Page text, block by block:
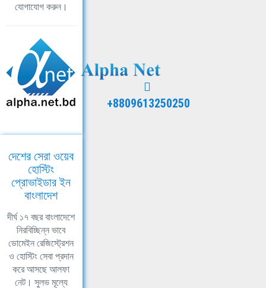
যোগাযোগ করুন।
+8809613250250
দেশের সেরা ওয়েব
হোস্টিং
প্রোভাইডার ইন
বাংলাদেশ
দীর্ঘ ১৭ বছর বাংলাদেশে
নিরবিচ্ছিন্ন ভাবে
ডোমেইন রেজিস্ট্রেশন
ও হোস্টিং সেবা প্রদান
করে আসছে আলফা
নেট। সুলভ মূল্যে